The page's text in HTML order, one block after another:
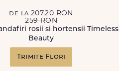
de la 207,20 RON
259 RON
rosii si hortensii Timeless
Beauty
Trimite Flori